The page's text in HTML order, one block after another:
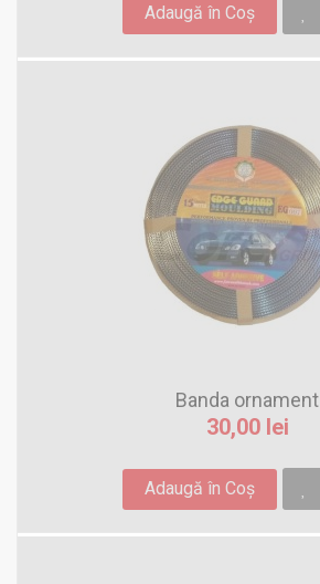
Adaugă în Coş
Banda ornament
30,00 lei
Adaugă în Coş